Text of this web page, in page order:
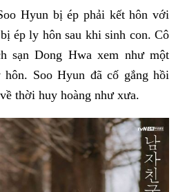
Hyun bị ép phải kết hôn với
ép ly hôn sau khi sinh con. Cô
sạn Dong Hwa xem như một
Soo Hyun đã cố gắng hồi
thời huy hoàng như xưa.